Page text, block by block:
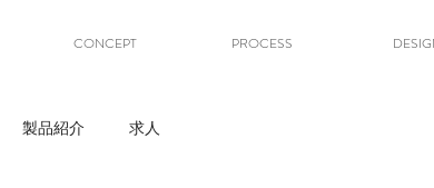
CONCEPT PROCESS
製品紹介 求人